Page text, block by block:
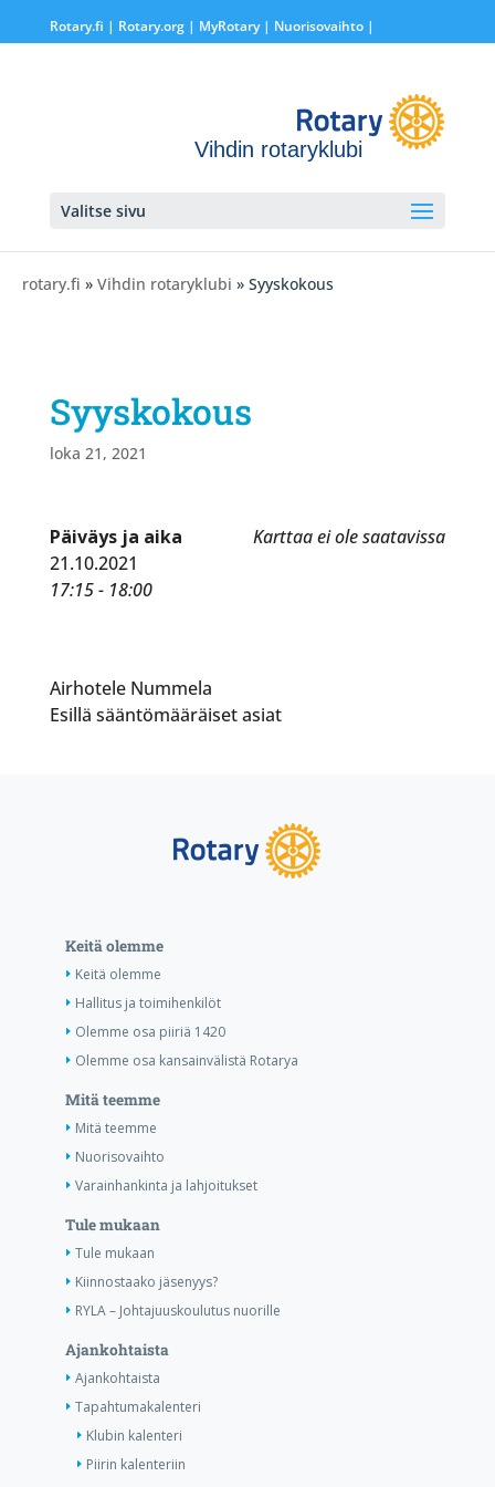
Rotary.fi | Rotary.org| MyRotary | Nuorisovaihto|
Vihdin rotaryklubi
Valitse sivu
rotary.fi » Vihdin rotaryklubi » Syyskokous
Syyskokous
loka 21, 2021
Karttaa ei ole saatavissa
Päiväys ja aika
21.10.2021
17:15 - 18:00
Airhotele Nummela
Esillä sääntömääräiset asiat
Keitä olemme
Keitä olemme
Hallitus ja toimihenkilöt
Olemme osa piiriä 1420
Olemme osa kansainvälistä Rotarya
Mitä teemme
Mitä teemme
Nuorisovaihto
Varainhankinta ja lahjoitukset
Tule mukaan
Tule mukaan
Kiinnostaako jäsenyys?
RYLA – Johtajuuskoulutus nuorille
Ajankohtaista
Ajankohtaista
Tapahtumakalenteri
Klubin kalenteri
Piirin kalenteriin